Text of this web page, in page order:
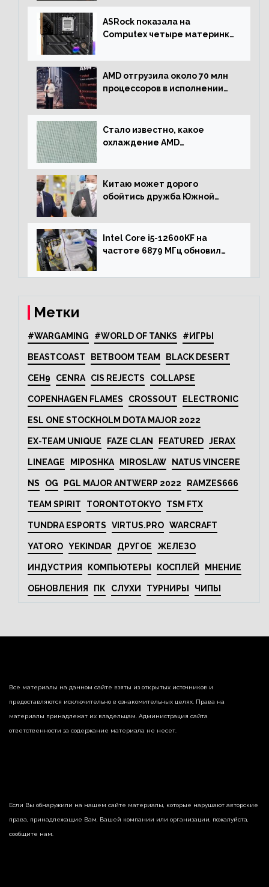
ASRock показала на
Computex четыре материнки
включая модели Taichi
AMD отгрузила около 70 млн
процессоров в исполнении
Стало известно, какое
охлаждение AMD
процессора Ryzen 7000 до 5.5
ГГц
Китаю может дорого
обойтись дружба Южной
Intel Core i5-12600KF на
частоте 6879 МГц обновил
Метки
#WARGAMING #WORLD OF TANKS #ИГРЫ
BEASTCOAST BETBOOM TEAM BLACK DESERT
CEH9 CENRA CIS REJECTS COLLAPSE
COPENHAGEN FLAMES CROSSOUT ELECTRONIC
ESL ONE STOCKHOLM DOTA MAJOR 2022
EX-TEAM UNIQUE FAZE CLAN FEATURED JERAX
LINEAGE MIPOSHKA MIROSLAW NATUS VINCERE
NS OG PGL MAJOR ANTWERP 2022 RAMZES666
TEAM SPIRIT TORONTOTOKYO TSM FTX
TUNDRA ESPORTS VIRTUS.PRO WARCRAFT
YATORO YEKINDAR ДРУГОЕ ЖЕЛЕЗО
ИНДУСТРИЯ КОМПЬЮТЕРЫ КОСПЛЕЙ МНЕНИЕ
ОБНОВЛЕНИЯ ПК СЛУХИ ТУРНИРЫ ЧИПЫ
Все материалы на данном сайте взяты из открытых источников и
предоставляются исключительно в ознакомительных целях. Права на
материалы принадлежат их владельцам. Администрация сайта
ответственности за содержание материала не несет.
Если Вы обнаружили на нашем сайте материалы, которые нарушают авторские
права, принадлежащие Вам, Вашей компании или организации, пожалуйста,
сообщите нам.